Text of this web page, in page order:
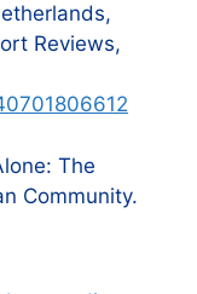
Reviews,
The
Community.